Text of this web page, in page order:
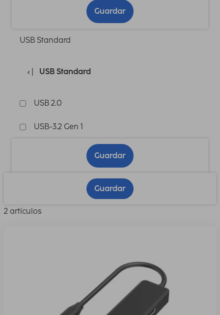
Guardar
USB Standard
USB Standard
USB 2.0
USB-3.2 Gen 1
Guardar
Guardar
2 artículos